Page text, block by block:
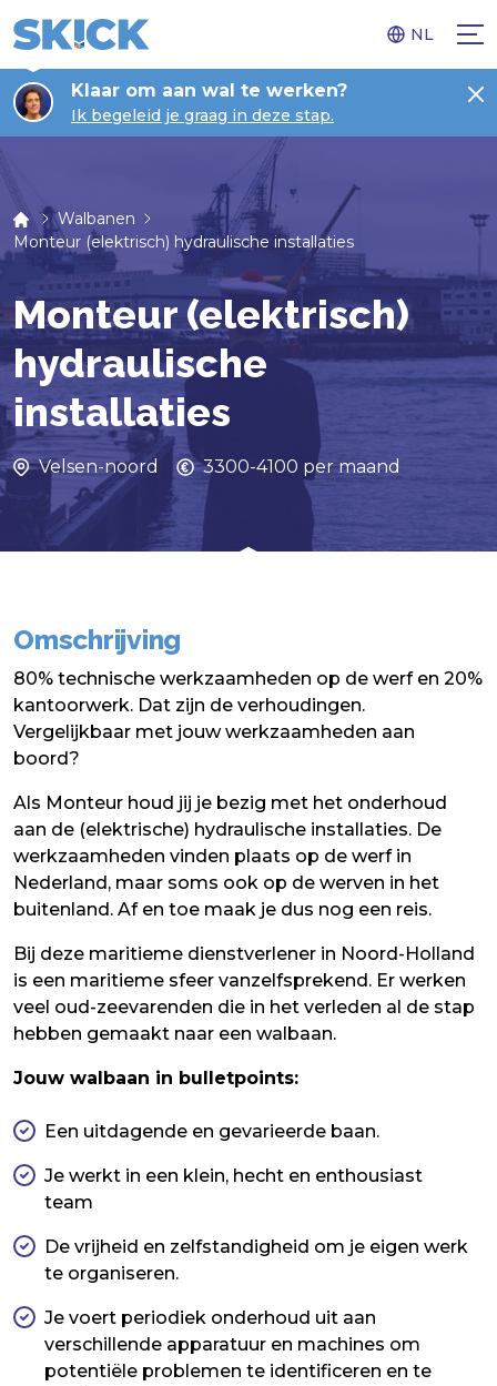
NL
Klaar om aan wal te werken?
Ik begeleid je graag in deze stap.
Walbanen
Monteur (elektrisch) hydraulische installaties
Monteur (elektrisch)
hydraulische
installaties
Velsen-noord 3300-4100 per maand
Omschrijving
80% technische werkzaamheden op de werf en 20%
kantoorwerk. Dat zijn de verhoudingen.
Vergelijkbaar met jouw werkzaamheden aan
boord?
Als Monteur houd jij je bezig met het onderhoud
aan de (elektrische) hydraulische installaties. De
werkzaamheden vinden plaats op de werf in
Nederland, maar soms ook op de werven in het
buitenland. Af en toe maak je dus nog een reis.
Bij deze maritieme dienstverlener in Noord-Holland
is een maritieme sfeer vanzelfsprekend. Er werken
veel oud-zeevarenden die in het verleden al de stap
hebben gemaakt naar een walbaan.
Jouw walbaan in bulletpoints:
Een uitdagende en gevarieerde baan.
Je werkt in een klein, hecht en enthousiast
team
De vrijheid en zelfstandigheid om je eigen werk
te organiseren.
Je voert periodiek onderhoud uit aan
verschillende apparatuur en machines om
potentiële problemen te identificeren en te